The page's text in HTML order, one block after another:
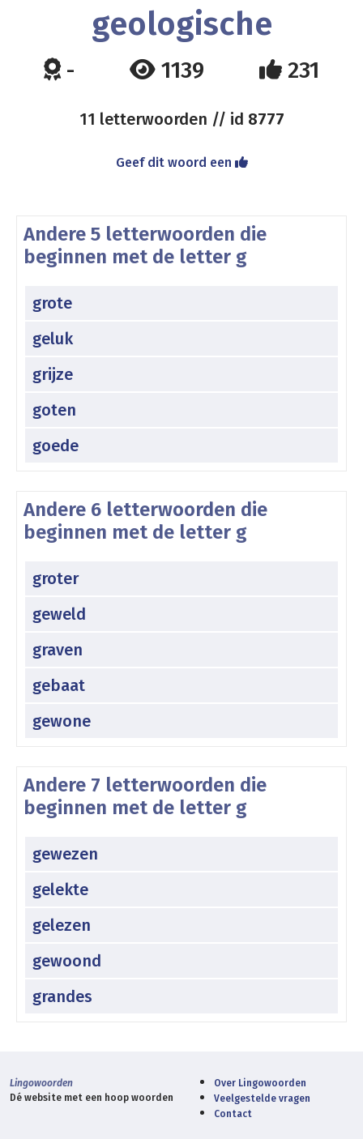
geologische
- 1139 231
11 letterwoorden // id 8777
Geef dit woord een
Andere 5 letterwoorden die
beginnen met de letter g
grote
geluk
grijze
goten
goede
Andere 6 letterwoorden die
beginnen met de letter g
groter
geweld
graven
gebaat
gewone
Andere 7 letterwoorden die
beginnen met de letter g
gewezen
gelekte
gelezen
gewoond
grandes
Lingowoorden
Dé website met een hoop woorden
Over Lingowoorden
Veelgestelde vragen
Contact